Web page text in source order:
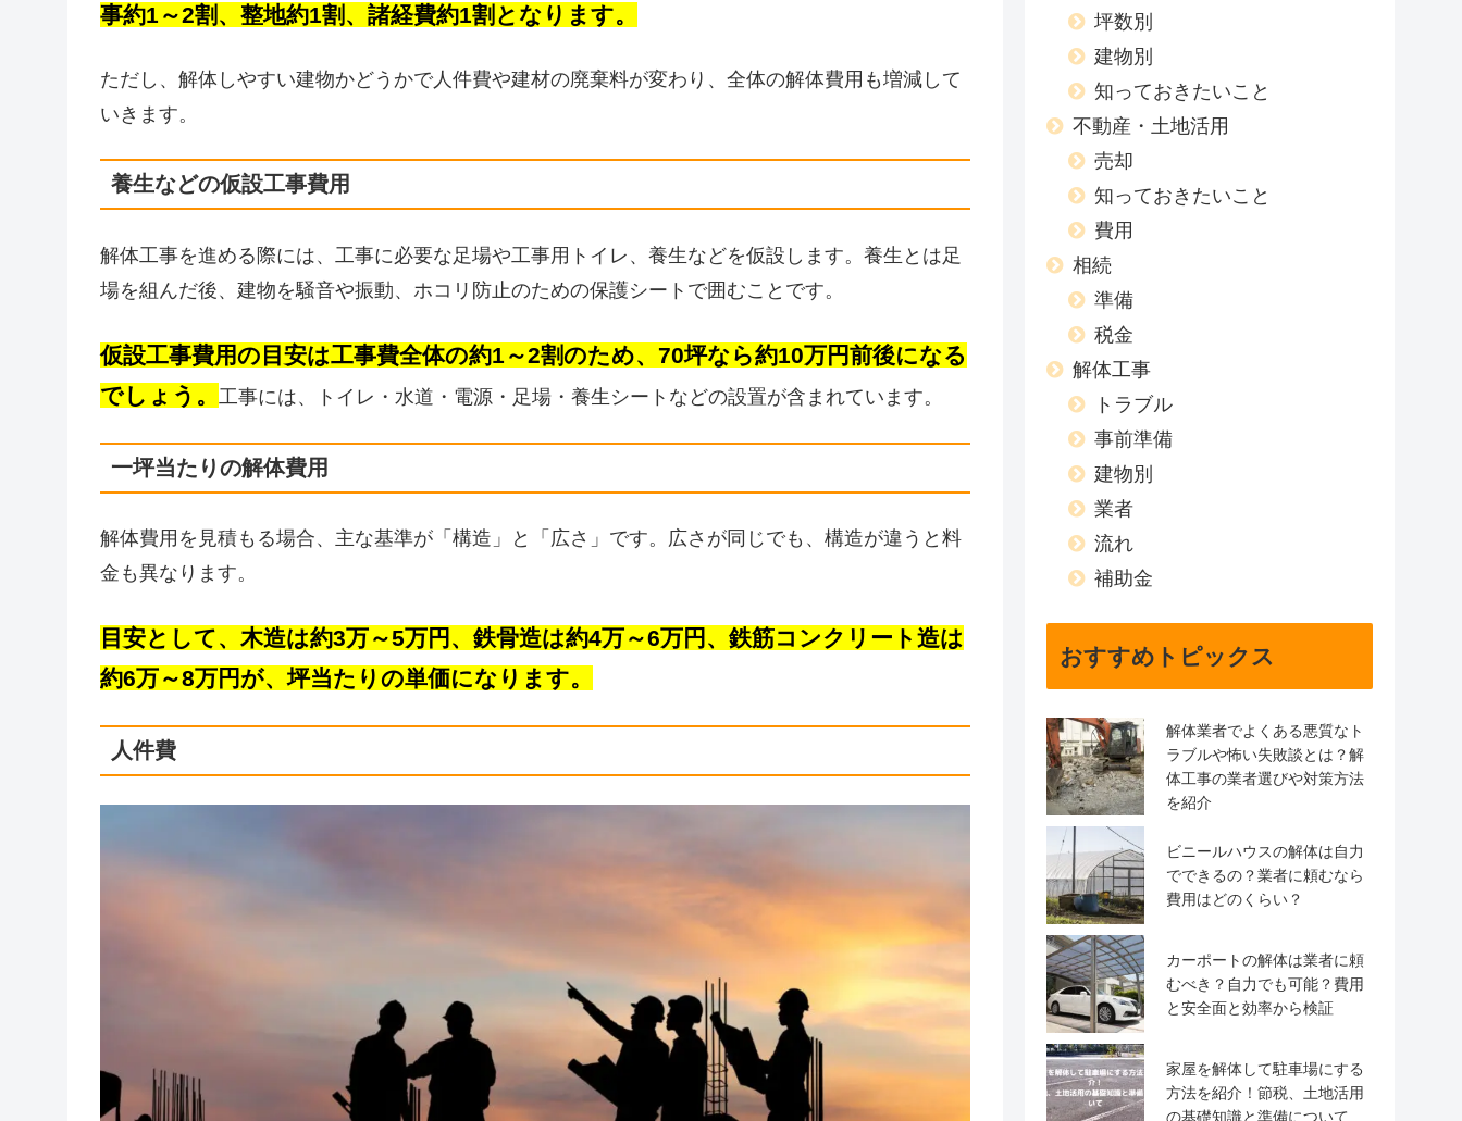
事約1～2割、整地約1割、諸経費約1割となります。
ただし、解体しやすい建物かどうかで人件費や建材の廃棄料が変わり、全体の解体費用も増減して
いきます。
養生などの仮設工事費用
解体工事を進める際には、工事に必要な足場や工事用トイレ、養生などを仮設します。養生とは足
場を組んだ後、建物を騒音や振動、ホコリ防止のための保護シートで囲むことです。
仮設工事費用の目安は工事費全体の約1～2割のため、70坪なら約10万円前後になる
でしょう。
工事には、トイレ・水道・電源・足場・養生シートなどの設置が含まれています。
一坪当たりの解体費用
解体費用を見積もる場合、主な基準が「構造」と「広さ」です。広さが同じでも、構造が違うと料
金も異なります。
目安として、木造は約3万～5万円、鉄骨造は約4万～6万円、鉄筋コンクリート造は
約6万～8万円が、坪当たりの単価になります。
人件費
坪数別
建物別
知っておきたいこと
不動産・土地活用
売却
知っておきたいこと
費用
相続
準備
税金
解体工事
トラブル
事前準備
建物別
業者
流れ
補助金
おすすめトピックス
解体業者でよくある悪質なト
ラブルや怖い失敗談とは？解
体工事の業者選びや対策方法
を紹介
ビニールハウスの解体は自力
でできるの？業者に頼むなら
費用はどのくらい？
カーポートの解体は業者に頼
むべき？自力でも可能？費用
と安全面と効率から検証
家屋を解体して駐車場にする
方法を紹介！節税、土地活用
の基礎知識と準備について